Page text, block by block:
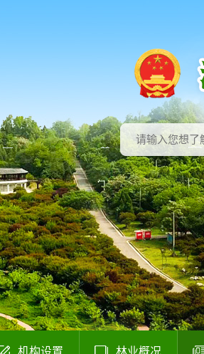
机构设置 林业概况